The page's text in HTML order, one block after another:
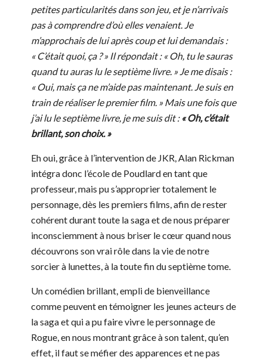
petites particularités dans son jeu, et je n’arrivais
pas à comprendre d’où elles venaient. Je
m’approchais de lui après coup et lui demandais :
« C’était quoi, ça ? » Il répondait : « Oh, tu le sauras
quand tu auras lu le septième livre. » Je me disais :
« Oui, mais ça ne m’aide pas maintenant. Je suis en
train de réaliser le premier film. » Mais une fois que
j’ai lu le septième livre, je me suis dit :« Oh, c’était
brillant, son choix. »
Eh oui, grâce à l’intervention de JKR, Alan Rickman
intégra donc l’école de Poudlard en tant que
professeur, mais pu s’approprier totalement le
personnage, dès les premiers films, afin de rester
cohérent durant toute la saga et de nous préparer
inconsciemment à nous briser le cœur quand nous
découvrons son vrai rôle dans la vie de notre
sorcier à lunettes, à la toute fin du septième tome.
Un comédien brillant, empli de bienveillance
comme peuvent en témoigner les jeunes acteurs de
la saga et qui a pu faire vivre le personnage de
Rogue, en nous montrant grâce à son talent, qu’en
effet, il faut se méfier des apparences et ne pas